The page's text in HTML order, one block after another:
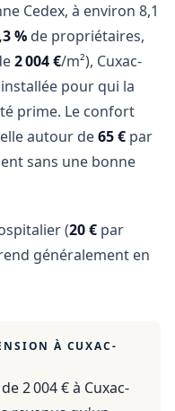
Cedex, à environ 8,1
% de propriétaires,
2 004 €/m²), Cuxac-
pour qui la
prime. Le confort
autour de65 € par
sans une bonne
(20 € par
généralement en
À CUXAC-
2 004 €à Cuxac-